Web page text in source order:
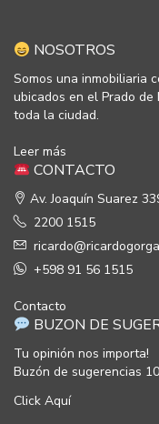
NOSOTROS
Somos una inmobiliaria
ubicados en el Prado de
toda la ciudad.
Leer más
CONTACTO
Av. Joaquín Suarez
2200 1515
+598 91 56 1515
Contacto
BUZON DE
Tu opinión nos importa!
Buzón de sugerencias
Click Aquí